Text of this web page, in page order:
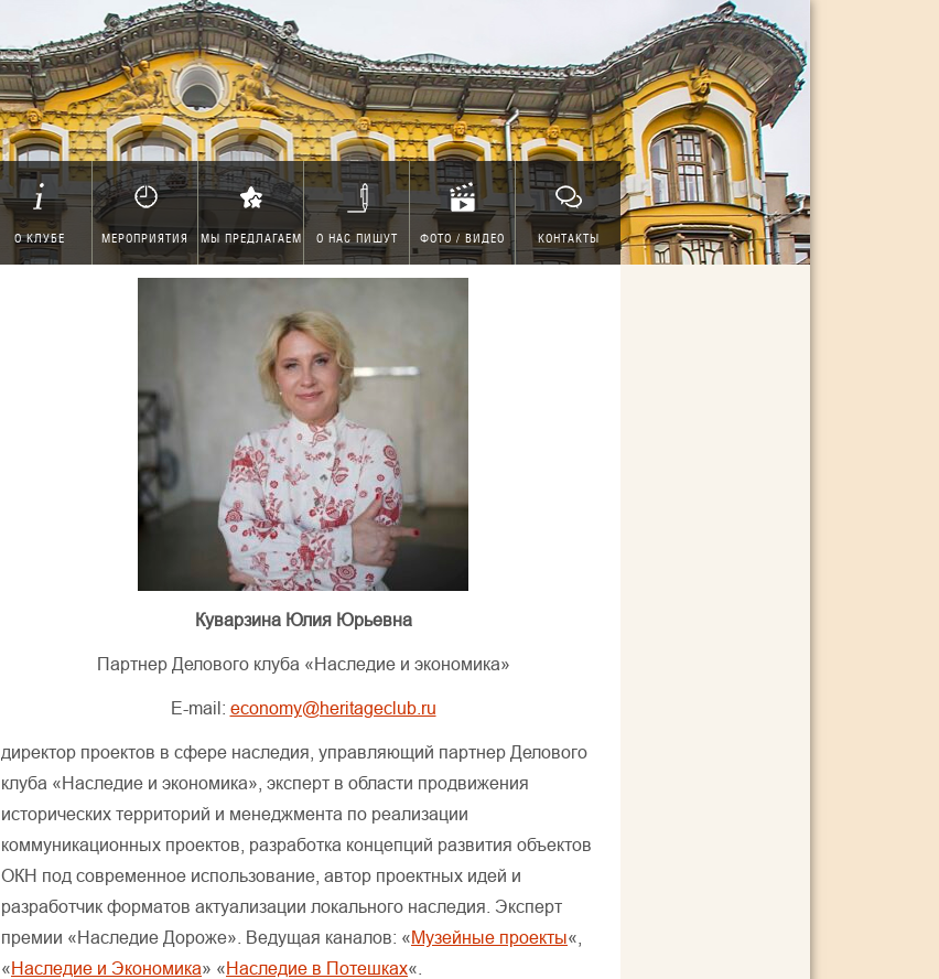
О КЛУБЕ МЕРОПРИЯТИЯ МЫ ПРЕДЛАГАЕМ О НАС ПИШУТ ФОТО / ВИДЕО КОНТАКТЫ
Куварзина Юлия Юрьевна
Партнер Делового клуба «Наследие и экономика»
E-mail: economy@heritageclub.ru
директор проектов в сфере наследия, управляющий партнер Делового
клуба «Наследие и экономика», эксперт в области продвижения
исторических территорий и менеджмента по реализации
коммуникационных проектов, разработка концепций развития объектов
ОКН под современное использование, автор проектных идей и
разработчик форматов актуализации локального наследия. Эксперт
премии «Наследие Дороже». Ведущая каналов: «Музейные проекты«,
«Наследие и Экономика» «Наследие в Потешках«.